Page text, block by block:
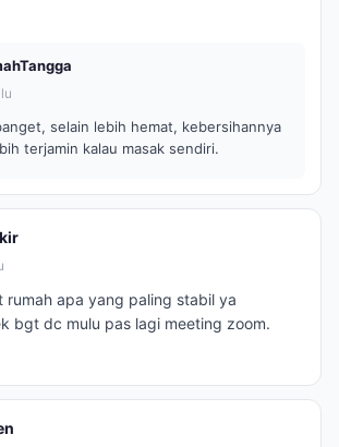
selain lebih hemat, kebersihannya
terjamin kalau masak sendiri.
rumah apa yang paling stabil ya
bgt dc mulu pas lagi meeting zoom.